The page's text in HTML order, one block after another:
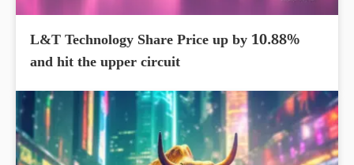
L&T Technology Share Price up by 10.88%
and hit the upper circuit